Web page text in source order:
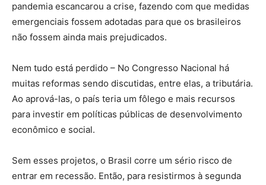
pandemia escancarou a crise, fazendo com que medidas
emergenciais fossem adotadas para que os brasileiros
não fossem ainda mais prejudicados.
Nem tudo está perdido – No Congresso Nacional há
muitas reformas sendo discutidas, entre elas, a tributária.
Ao aprová-las, o país teria um fôlego e mais recursos
para investir em políticas públicas de desenvolvimento
econômico e social.
Sem esses projetos, o Brasil corre um sério risco de
entrar em recessão. Então, para resistirmos à segunda